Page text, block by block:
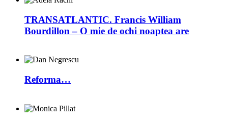
TRANSATLANTIC. Francis William
Bourdillon – O mie de ochi noaptea are
Reforma…